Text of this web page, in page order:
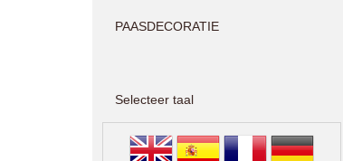
PAASDECORATIE
Selecteer taal